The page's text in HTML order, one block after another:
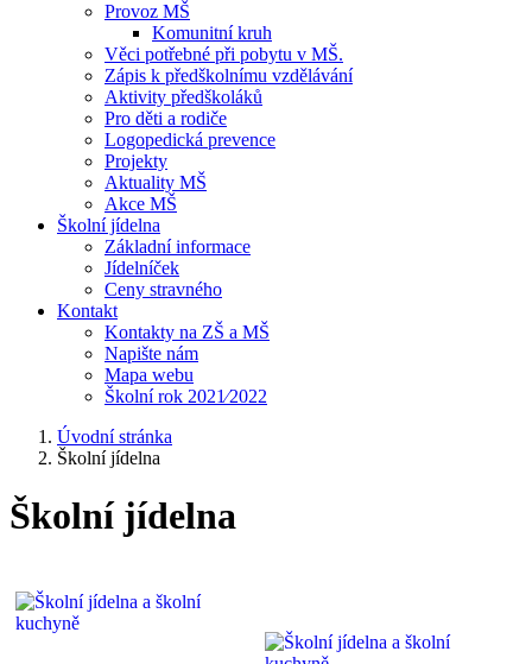
Provoz MŠ
Komunitní kruh
Věci potřebné při pobytu v MŠ.
Zápis k předškolnímu vzdělávání
Aktivity předškoláků
Pro děti a rodiče
Logopedická prevence
Projekty
Aktuality MŠ
Akce MŠ
Školní jídelna
Základní informace
Jídelníček
Ceny stravného
Kontakt
Kontakty na ZŠ a MŠ
Napište nám
Mapa webu
Školní rok 2021⁄2022
Úvodní stránka
Školní jídelna
Školní jídelna